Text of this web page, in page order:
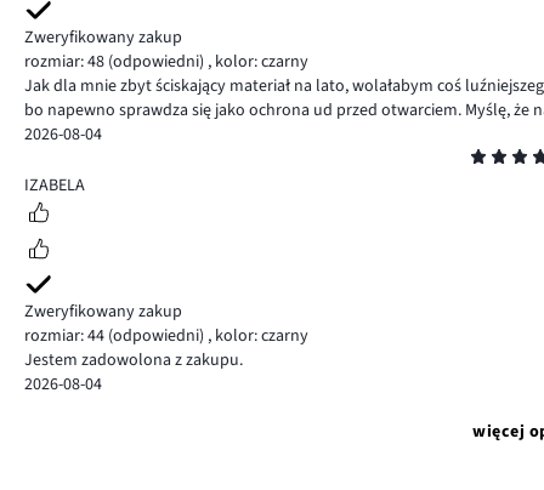
Zweryfikowany zakup
rozmiar: 48 (odpowiedni) , kolor: czarny
Jak dla mnie zbyt ściskający materiał na lato, wolałabym coś
bo napewno sprawdza się jako ochrona ud przed otwarciem. Myślę, że
2026-08-04
5
IZABELA
Zweryfikowany zakup
rozmiar: 44 (odpowiedni) , kolor: czarny
Jestem zadowolona z zakupu.
2026-08-04
więcej